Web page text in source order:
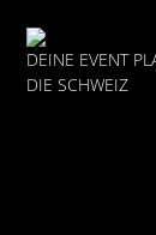
DEINE EVENT
DIE SCHWEIZ